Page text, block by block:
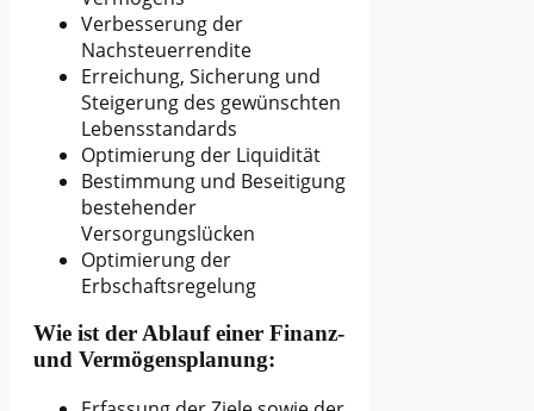
Verbesserung der
Nachsteuerrendite
Erreichung, Sicherung und
Steigerung des gewünschten
Lebensstandards
Optimierung der Liquidität
Bestimmung und Beseitigung
bestehender
Versorgungslücken
Optimierung der
Erbschaftsregelung
Wie ist der Ablauf einer Finanz-
und Vermögensplanung: